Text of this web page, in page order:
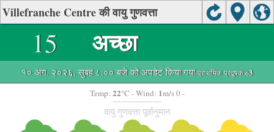
Villefranche Centre की वायु गुणवत्ता
15 अच्छा
१० अग. २०२६, सुबह ८:०० बजे को अपडेट किया गया-प्राथमिक प्रदूषक:o3
Temp: 22°C - Wind: 1m/s 0 -
वायु गुणवत्ता पूर्वानुमान